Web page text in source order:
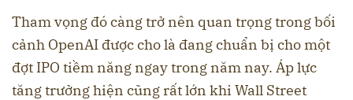
Tham vọng đó càng trở nên quan trọng trong bối
cảnh OpenAI được cho là đang chuẩn bị cho một
đợt IPO tiềm năng ngay trong năm nay. Áp lực
tăng trưởng hiện cũng rất lớn khi Wall Street